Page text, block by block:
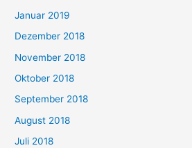
Januar 2019
Dezember 2018
November 2018
Oktober 2018
September 2018
August 2018
Juli 2018